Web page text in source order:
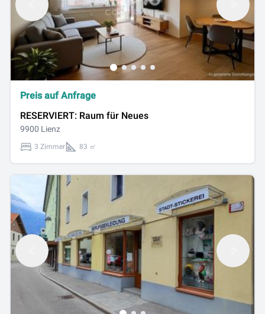
Preis auf Anfrage
RESERVIERT: Raum für Neues
9900 Lienz
3 Zimmer 83 ㎡